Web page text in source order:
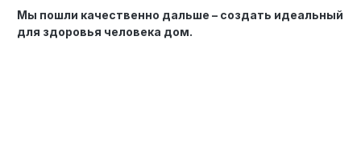
Мы пошли качественно дальше – создать идеальный
для здоровья человека дом.